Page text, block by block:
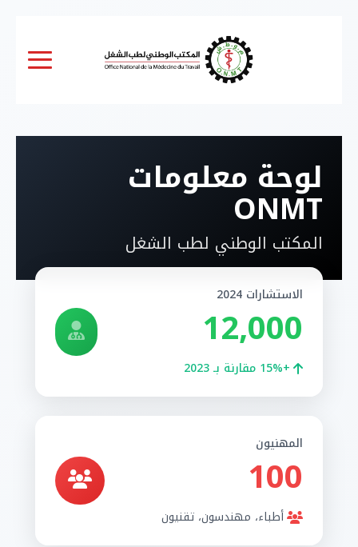
لوحة معلومات
ONMT
المكتب الوطني لطب الشغل
الاستشارات 2024
12,000
+15% مقارنة بـ 2023
المهنيون
100
أطباء، مهندسون، تقنيون